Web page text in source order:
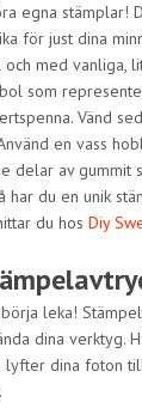
egna stämplar!
för just dina
med vanliga,
som
Vänd
en vass
av gummit
du en unik
du hos Diy
leka!
dina verktyg.
dina foton